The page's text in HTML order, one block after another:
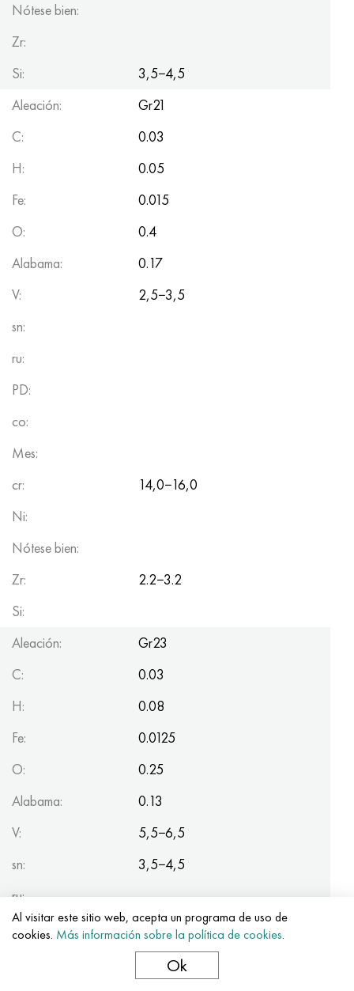
Nótese bien:
Zr:
Si:
3,5−4,5
Aleación:
Gr21
C:
0.03
H:
0.05
Fe:
0.015
O:
0.4
Alabama:
0.17
V:
2,5−3,5
sn:
ru:
PD:
co:
Mes:
cr:
14,0−16,0
Ni:
Nótese bien:
Zr:
2.2−3.2
Si:
Aleación:
Gr23
C:
0.03
H:
0.08
Fe:
0.0125
O:
0.25
Alabama:
0.13
V:
5,5−6,5
sn:
3,5−4,5
ru:
PD:
Al visitar este sitio web, acepta un programa de uso de
cookies. Más información sobre la política de cookies.
Ok